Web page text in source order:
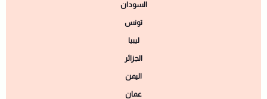
السودان
تونس
ليبيا
الجزائر
اليمن
عمان